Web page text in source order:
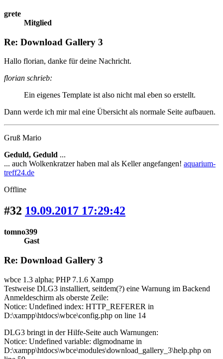
grete
Mitglied
Re: Download Gallery 3
Hallo florian, danke für deine Nachricht.
florian schrieb:
Ein eigenes Template ist also nicht mal eben so erstellt.
Dann werde ich mir mal eine Übersicht als normale Seite aufbauen.
Gruß Mario
Geduld, Geduld ...
... auch Wolkenkratzer haben mal als Keller angefangen! aquarium-
treff24.de
Offline
#32 19.09.2017 17:29:42
tomno399
Gast
Re: Download Gallery 3
wbce 1.3 alpha; PHP 7.1.6 Xampp
Testweise DLG3 installiert, seitdem(?) eine Warnung im Backend
Anmeldeschirm als oberste Zeile:
Notice: Undefined index: HTTP_REFERER in
D:\xampp\htdocs\wbce\config.php on line 14
DLG3 bringt in der Hilfe-Seite auch Warnungen:
Notice: Undefined variable: dlgmodname in
D:\xampp\htdocs\wbce\modules\download_gallery_3\help.php on